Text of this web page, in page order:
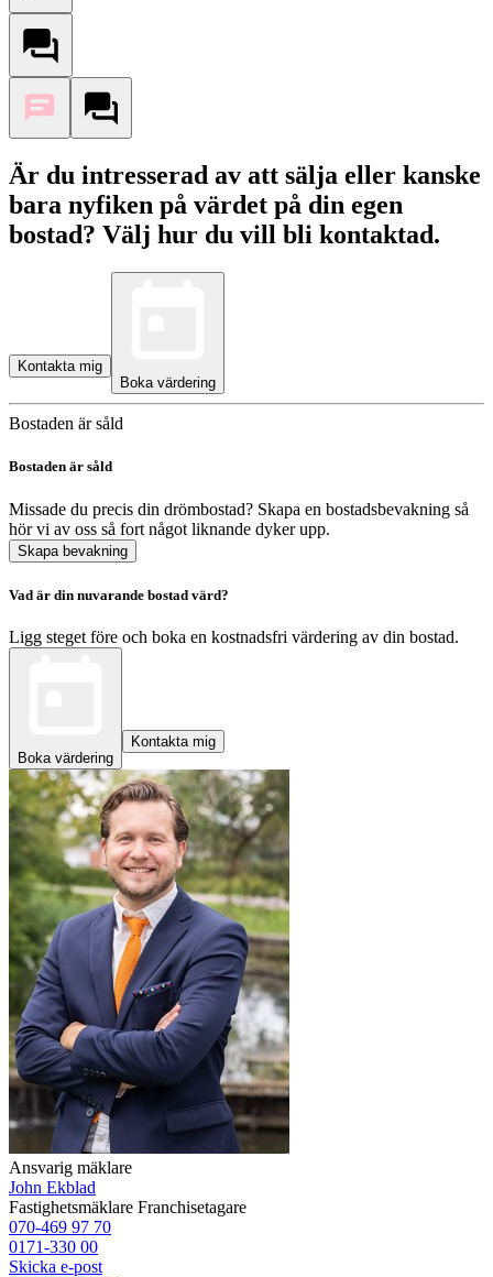
Är du intresserad av att sälja eller kanske
bara nyfiken på värdet på din egen
bostad? Välj hur du vill bli kontaktad.
Kontakta mig
Boka värdering
Bostaden är såld
Bostaden är såld
Missade du precis din drömbostad? Skapa en bostadsbevakning så
hör vi av oss så fort något liknande dyker upp.
Skapa bevakning
Vad är din nuvarande bostad värd?
Ligg steget före och boka en kostnadsfri värdering av din bostad.
Boka värdering
Kontakta mig
Ansvarig mäklare
John Ekblad
Fastighetsmäklare Franchisetagare
070-469 97 70
0171-330 00
Skicka e-post